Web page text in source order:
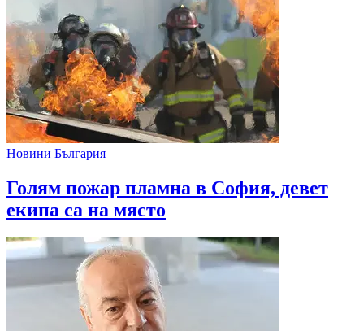
Новини България
Голям пожар пламна в София, девет
екипа са на място